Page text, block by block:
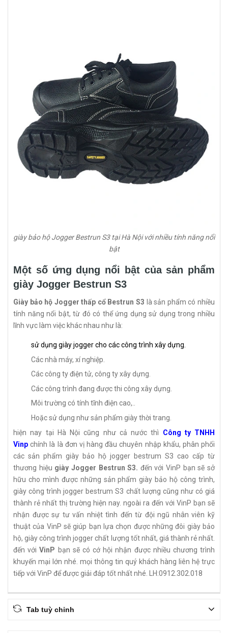
giày bảo hộ Jogger Bestrun S3 tại Hà Nội với nhiều tính năng nổi
bật
Một số ứng dụng nổi bật của sản phẩm
giày Jogger Bestrun S3
Giày bảo hộ Jogger thấp cổ Bestrun S3 là sản phẩm có nhiều
tính năng nổi bật, từ đó có thể ứng dụng sử dụng trong nhiều
lĩnh vực làm việc khác nhau như là:
sử dụng giày jogger cho các công trình xây dựng.
Các nhà máy, xí nghiệp.
Các công ty điện tử, công ty xây dựng.
Các công trình đang được thi công xây dựng.
Môi trường có tính tĩnh điện cao,..
Hoặc sử dụng như sản phẩm giày thời trang.
hiện nay tại Hà Nội cũng như cả nước thì Công ty TNHH
Vinp chính là là đơn vị hàng đầu chuyên nhập khẩu, phân phối
các sản phẩm giày bảo hộ jogger bestrum S3 cao cấp từ
thương hiệu giày Jogger Bestrun S3. đến với VinP bạn sẽ sở
hữu cho mình được những sản phẩm giày bảo hộ công trình,
giày công trình jogger bestrum S3 chất lượng cũng như có giá
thành rẻ nhất thị trường hiện nay. ngoài ra đến với VinP bạn sẽ
nhận được sự tư vấn nhiệt tình đến từ đội ngũ nhân viên kỹ
thuật của VinP sẽ giúp bạn lựa chọn được những đôi giày bảo
hộ, giày công trình jogger chất lượng tốt nhất, giá thành rẻ nhất.
đến vớiVinP bạn sẽ có cớ hội nhận được nhiều chương trình
khuyến mại lớn nhé. mọi thông tin quý khách hàng liên hệ trực
tiếp với VinP để được giải đáp tốt nhất nhé. LH:0912.302.018
Tab tuỳ chỉnh